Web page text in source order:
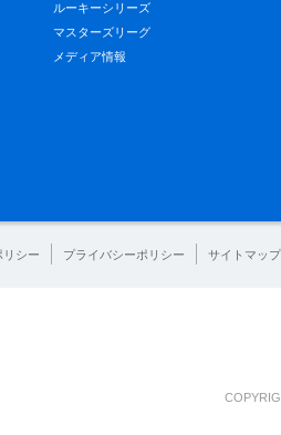
ルーキーシリーズ
マスターズリーグ
メディア情報
リシー プライバシーポリシー サイトマップ